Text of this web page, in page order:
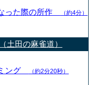
った際の所作 （約4分）
土田の麻雀道）
ング （約2分20秒）